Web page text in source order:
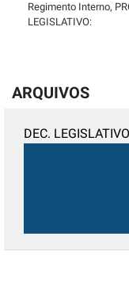
Regimento Interno,
LEGISLATIVO:
ARQUIVOS
DEC.